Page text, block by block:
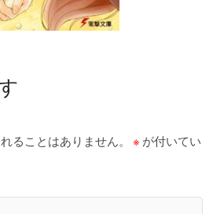
ることはありません。 ※ が付いてい